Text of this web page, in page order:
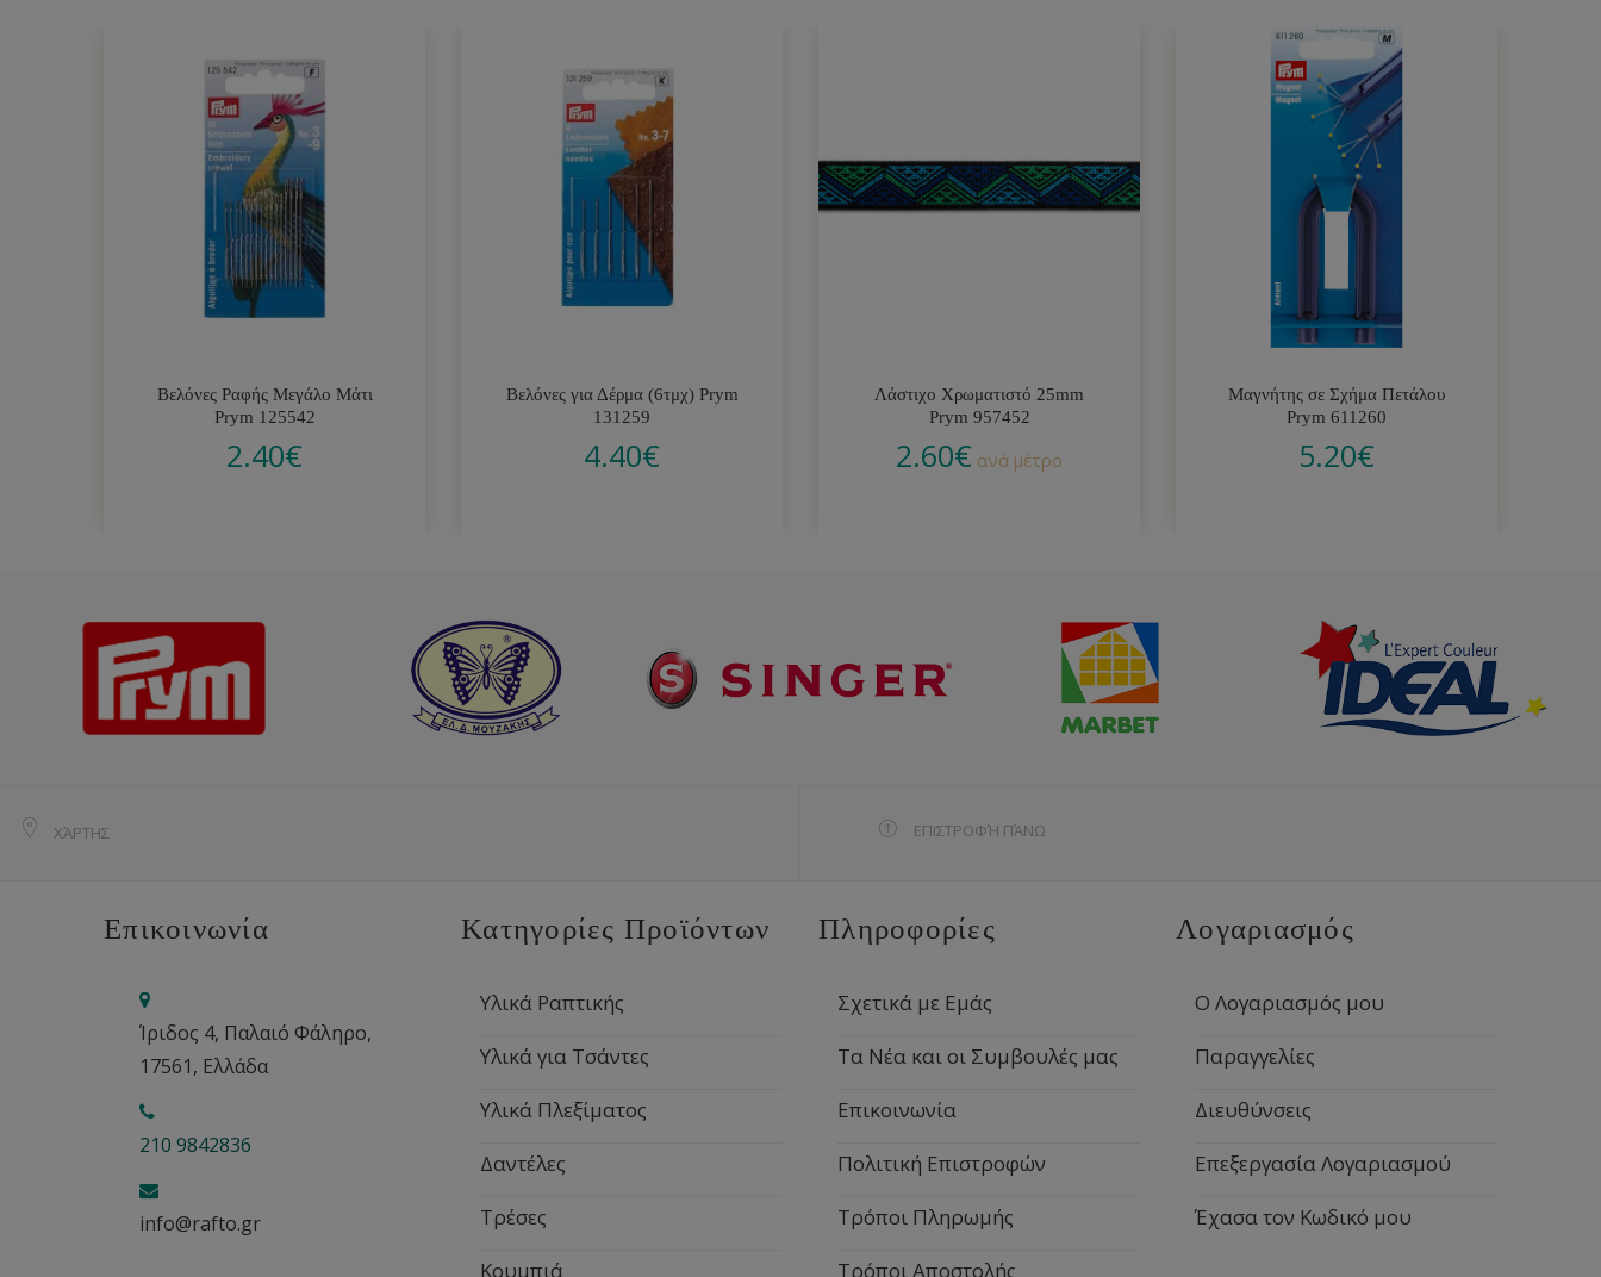
Βελόνες Ραφής Μεγάλο Μάτι
Prym 125542
2.40€
Βελόνες για Δέρμα (6τμχ) Prym
131259
4.40€
Λάστιχο Χρωματιστό 25mm
Prym 957452
2.60€ ανά μέτρο
Μαγνήτης σε Σχήμα Πετάλου
Prym 611260
5.20€
ΧΆΡΤΗΣ ΕΠΙΣΤΡΟΦΉ ΠΆΝΩ
Επικοινωνία
Ίριδος 4, Παλαιό Φάληρο,
17561, Ελλάδα
210 9842836
info@rafto.gr
Κατηγορίες Προϊόντων
Υλικά Ραπτικής
Υλικά για Τσάντες
Υλικά Πλεξίματος
Δαντέλες
Τρέσες
Κουμπιά
Πληροφορίες
Σχετικά με Εμάς
Τα Νέα και οι Συμβουλές μας
Επικοινωνία
Πολιτική Επιστροφών
Τρόποι Πληρωμής
Τρόποι Αποστολής
Λογαριασμός
Ο Λογαριασμός μου
Παραγγελίες
Διευθύνσεις
Επεξεργασία Λογαριασμού
Έχασα τον Κωδικό μου